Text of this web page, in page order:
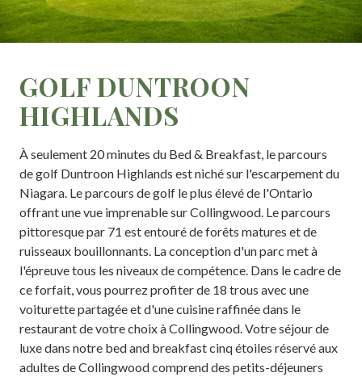
GOLF DUNTROON
HIGHLANDS
À seulement 20 minutes du Bed & Breakfast, le parcours
de golf Duntroon Highlands est niché sur l'escarpement du
Niagara. Le parcours de golf le plus élevé de l'Ontario
offrant une vue imprenable sur Collingwood. Le parcours
pittoresque par 71 est entouré de forêts matures et de
ruisseaux bouillonnants. La conception d'un parc met à
l'épreuve tous les niveaux de compétence. Dans le cadre de
ce forfait, vous pourrez profiter de 18 trous avec une
voiturette partagée et d'une cuisine raffinée dans le
restaurant de votre choix à Collingwood. Votre séjour de
luxe dans notre bed and breakfast cinq étoiles réservé aux
adultes de Collingwood comprend des petits-déjeuners